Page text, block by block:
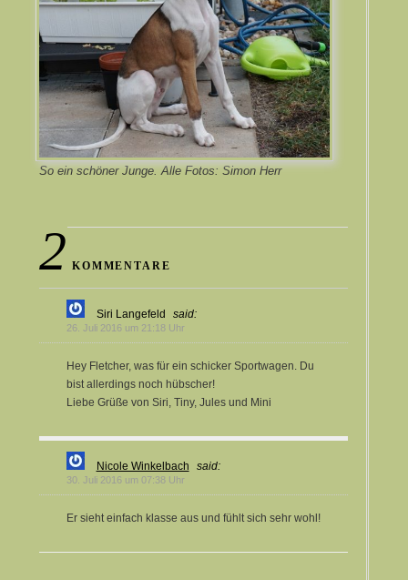
So ein schöner Junge. Alle Fotos: Simon Herr
2 KOMMENTARE
Siri Langefeld said:
26. Juli 2016 um 21:18 Uhr
Hey Fletcher, was für ein schicker Sportwagen. Du
bist allerdings noch hübscher!
Liebe Grüße von Siri, Tiny, Jules und Mini
Nicole Winkelbach said:
30. Juli 2016 um 07:38 Uhr
Er sieht einfach klasse aus und fühlt sich sehr wohl!